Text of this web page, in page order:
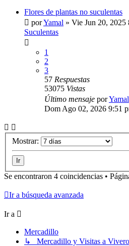
Flores de plantas no suculentas
porYamal » Vie Jun 20, 2025
Suculentas
1
2
3
57 Respuestas
53075 Vistas
Último mensaje porYamal
Dom Ago 02, 2026 9:51
Mostrar:
Se encontraron 4 coincidencias •
Ir a búsqueda avanzada
Ir a
Mercadillo
↳ Mercadillo y Visitas a